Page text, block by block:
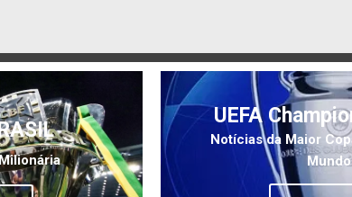
UEFA
Notícias da Maior
Mundo